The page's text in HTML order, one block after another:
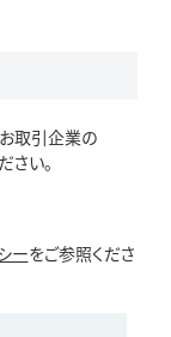
取引企業の
い。
ーをご参照くださ